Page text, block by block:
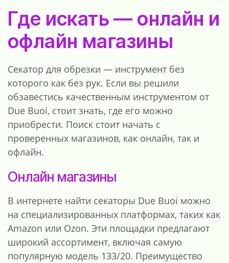
Где искать — онлайн и
офлайн магазины
Секатор для обрезки — инструмент без
которого как без рук. Если вы решили
обзавестись качественным инструментом от
Due Buoi, стоит знать, где его можно
приобрести. Поиск стоит начать с
проверенных магазинов, как онлайн, так и
офлайн.
Онлайн магазины
В интернете найти секаторы Due Buoi можно
на специализированных платформах, таких как
Amazon или Ozon. Эти площадки предлагают
широкий ассортимент, включая самую
популярную модель 133/20. Преимущество